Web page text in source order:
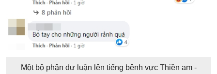
Một bộ phận dư luận lên tiếng bênh vực Thiền am -